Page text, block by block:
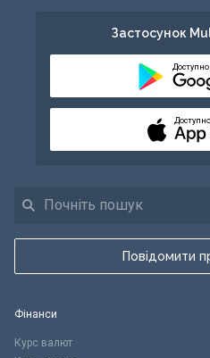
Повідомити
Застосунок
Доступно
Фінанси
Курс валют